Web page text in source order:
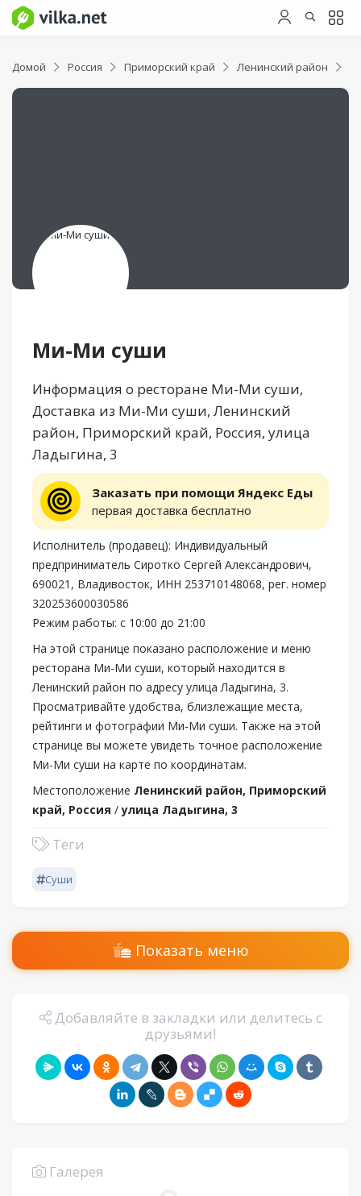
Домой Россия Приморский край Ленинский район
Ми-Ми суши
Информация о ресторане Ми-Ми суши,
Доставка из Ми-Ми суши, Ленинский
район, Приморский край, Россия, улица
Ладыгина, 3
Заказать при помощи Яндекс Еды
первая доставка бесплатно
Исполнитель (продавец): Индивидуальный
предприниматель Сиротко Сергей Александрович,
690021, Владивосток, ИНН 253710148068, рег. номер
320253600030586
Режим работы: с 10:00 до 21:00
На этой странице показано расположение и меню
ресторана Ми-Ми суши, который находится в
Ленинский район по адресу улица Ладыгина, 3.
Просматривайте удобства, близлежащие места,
рейтинги и фотографии Ми-Ми суши. Также на этой
странице вы можете увидеть точное расположение
Ми-Ми суши на карте по координатам.
Местоположение Ленинский район, Приморский
край, Россия /улица Ладыгина, 3
Теги
Суши
Показать меню
Добавляйте в закладки или делитесь с
друзьями!
Галерея